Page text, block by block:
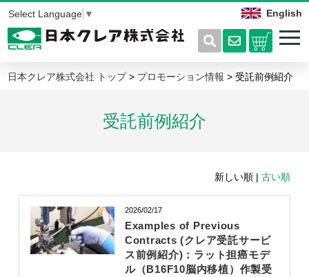
English
Select Language ▼
日本クレア株式会社 トップ> プロモーション情報 > 受託前例紹介
受託前例紹介
新しい順 | 古い順
2026/02/17
Examples of Previous
Contracts (クレア受託サービ
ス前例紹介)：ラット担癌モデ
ル（B16F10脳内移植）作製受